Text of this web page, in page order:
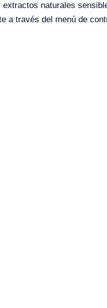
naturales
a través del menú de